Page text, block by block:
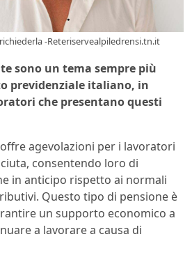
-Reteriservealpiledrensi.tn.it
sono un tema sempre più
previdenziale italiano, in
che presentano questi
agevolazioni per i lavoratori
consentendo loro di
in anticipo rispetto ai normali
Questo tipo di pensione è
un supporto economico a
a lavorare a causa di